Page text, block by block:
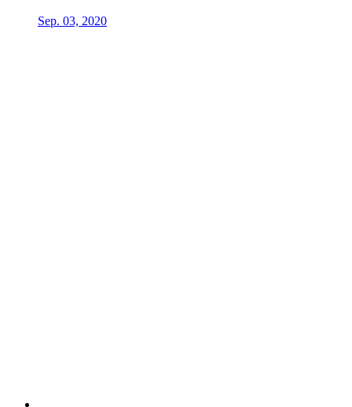
Sep. 03, 2020